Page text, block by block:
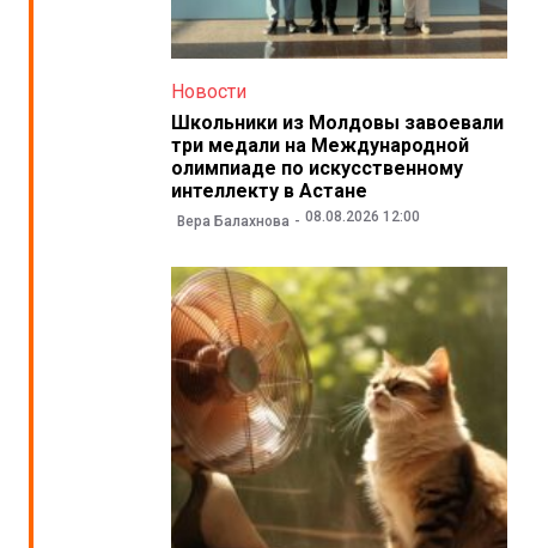
Новости
Школьники из Молдовы завоевали
три медали на Международной
олимпиаде по искусственному
интеллекту в Астане
Вера Балахнова 08.08.2026 12:00